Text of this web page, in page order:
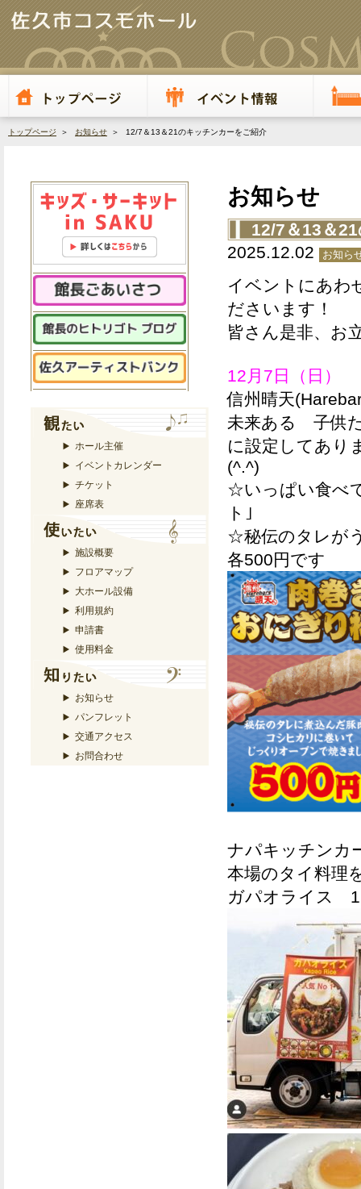
トップページ ＞ お知らせ ＞ 12/7＆13＆21のキッチンカーをご紹介
ホール主催
イベントカレンダー
チケット
座席表
施設概要
フロアマップ
大ホール設備
利用規約
申請書
使用料金
お知らせ
パンフレット
交通アクセス
お問合わせ
お知らせ
12/7＆13＆
2025.12.02
お知ら
イベントにあわ
ださいます！
皆さん是非、お
12月7日（日）
信州晴天
未来ある 子供
に設定してあり
(^.^)
☆いっぱい食べ
ト｣
☆秘伝のタレが
各500円です
ナパキッチンカ
本場のタイ料理
ガパオライス